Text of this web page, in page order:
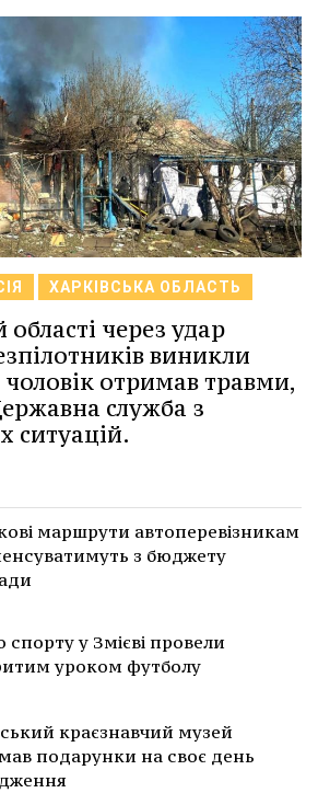
ХАРКІВСЬКА ОБЛАСТЬ
області через удар
виникли
отримав травми,
служба з
ситуацій.
маршрути автоперевізникам
з бюджету
спорту у Змієві провели
уроком футболу
краєзнавчий музей
подарунки на своє день